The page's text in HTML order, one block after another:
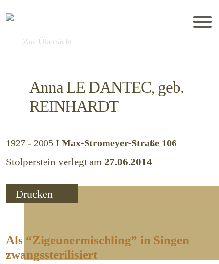
Zur Übersicht
Anna LE DANTEC, geb.
REINHARDT
1927 - 2005 I Max-Stromeyer-Straße 106
Stolperstein verlegt am 27.06.2014
Drucken
Als “Zigeunermischling” in Singen
zwangssterilisiert